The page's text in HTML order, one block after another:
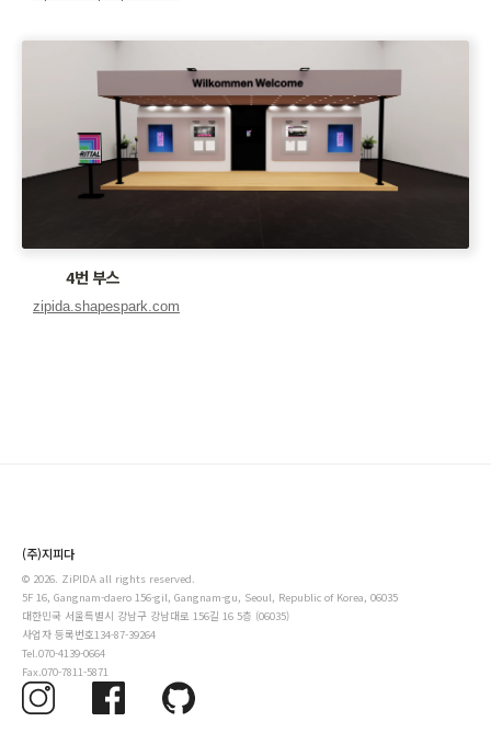
4번 부스
(주)지피다
© 2026. ZiPIDA all rights reserved.
5F 16, Gangnam-daero 156-gil, Gangnam-gu, Seoul, Republic of Korea, 06035
대한민국 서울특별시 강남구 강남대로 156길 16 5층 (06035)
사업자 등록번호134-87-39264
Tel.070-4139-0664
Fax.070-7811-5871